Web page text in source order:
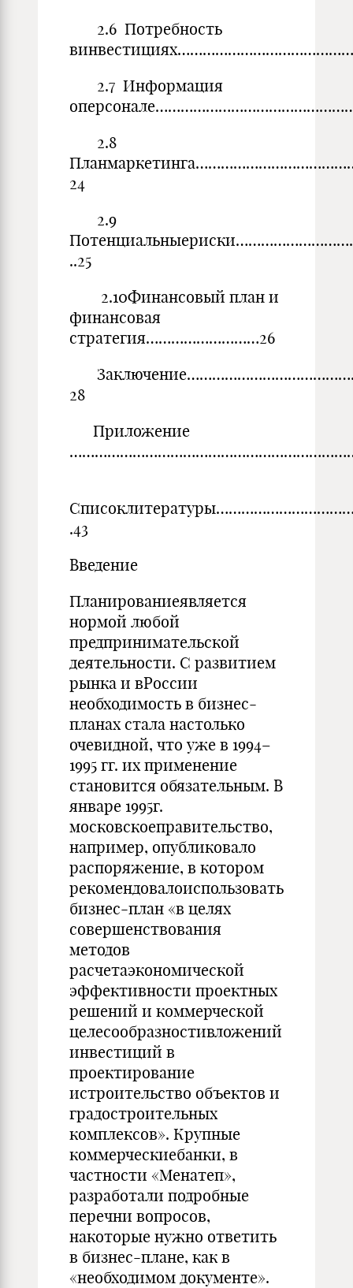
2.6 Потребность
2.7 Информация
2.8
24
2.9
..25
2.10Финансовый план и
финансовая
стратегия………………………26
28
Приложение
.43
Введение
Планированиеявляется
нормой любой
предпринимательской
деятельности. С развитием
рынка и вРоссии
необходимость в бизнес-
планах стала настолько
очевидной, что уже в 1994–
1995 гг. их применение
становится обязательным. В
январе 1995г.
московскоеправительство,
например, опубликовало
распоряжение, в котором
рекомендовалоиспользовать
бизнес-план «в целях
совершенствования
методов
расчетаэкономической
эффективности проектных
решений и коммерческой
целесообразностивложений
инвестиций в
проектирование
истроительство объектов и
градостроительных
комплексов». Крупные
коммерческиебанки, в
частности «Менатеп»,
разработали подробные
перечни вопросов,
накоторые нужно ответить
в бизнес-плане, как в
«необходимом документе».